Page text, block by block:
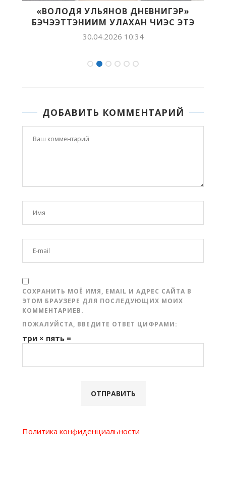
«ВОЛОДЯ УЛЬЯНОВ ДНЕВНИГЭР»
БЭЧЭЭТТЭНИИМ УЛАХАН ЧИЭС ЭТЭ
30.04.2026 10:34
ДОБАВИТЬ КОММЕНТАРИЙ
СОХРАНИТЬ МОЁ ИМЯ, EMAIL И АДРЕС САЙТА В
ЭТОМ БРАУЗЕРЕ ДЛЯ ПОСЛЕДУЮЩИХ МОИХ
КОММЕНТАРИЕВ.
ПОЖАЛУЙСТА, ВВЕДИТЕ ОТВЕТ ЦИФРАМИ:
три × пять =
Политика конфиденциальности